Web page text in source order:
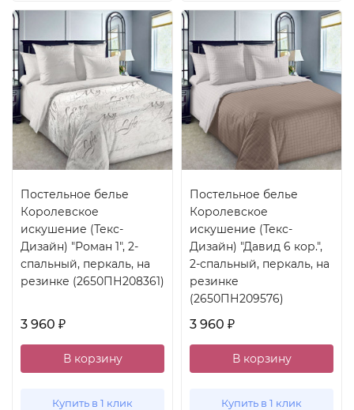
Постельное белье
Королевское
искушение (Текс-
Дизайн) "Роман 1", 2-
спальный, перкаль, на
резинке (2650ПН208361)
3 960 ₽
В корзину
Купить в 1 клик
Постельное белье
Королевское
искушение (Текс-
Дизайн) "Давид 6 кор.",
2-спальный, перкаль, на
резинке
(2650ПН209576)
3 960 ₽
В корзину
Купить в 1 клик